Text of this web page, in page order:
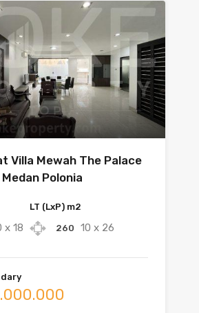
Villa Mewah The Palace
Polonia
x 18
LT (LxP) m2
260 10 x 26